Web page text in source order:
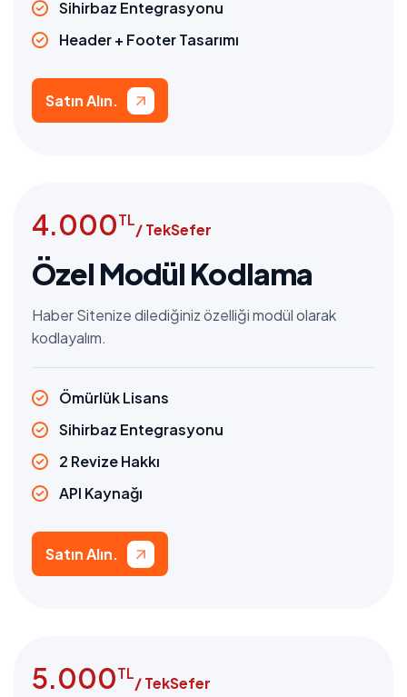
Sihirbaz Entegrasyonu
Header + Footer Tasarımı
Satın Alın.
4.000TL
/ TekSefer
Özel Modül Kodlama
Haber Sitenize dilediğiniz özelliği modül olarak
kodlayalım.
Ömürlük Lisans
Sihirbaz Entegrasyonu
2 Revize Hakkı
API Kaynağı
Satın Alın.
5.000TL
/ TekSefer